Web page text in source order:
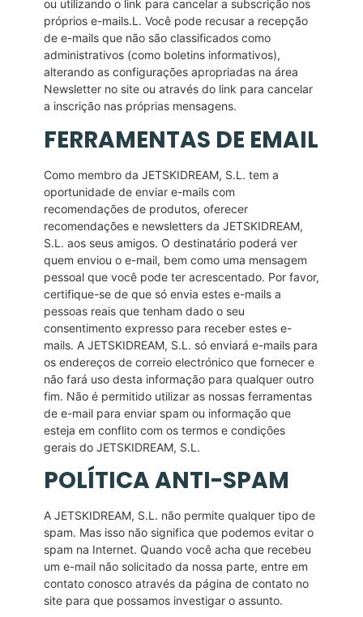
ou utilizando o link para cancelar a subscrição nos
próprios e-mails.L. Você pode recusar a recepção
de e-mails que não são classificados como
administrativos (como boletins informativos),
alterando as configurações apropriadas na área
Newsletter no site ou através do link para cancelar
a inscrição nas próprias mensagens.
FERRAMENTAS DE EMAIL
Como membro da JETSKIDREAM, S.L. tem a
oportunidade de enviar e-mails com
recomendações de produtos, oferecer
recomendações e newsletters da JETSKIDREAM,
S.L. aos seus amigos. O destinatário poderá ver
quem enviou o e-mail, bem como uma mensagem
pessoal que você pode ter acrescentado. Por favor,
certifique-se de que só envia estes e-mails a
pessoas reais que tenham dado o seu
consentimento expresso para receber estes e-
mails. A JETSKIDREAM, S.L. só enviará e-mails para
os endereços de correio electrónico que fornecer e
não fará uso desta informação para qualquer outro
fim. Não é permitido utilizar as nossas ferramentas
de e-mail para enviar spam ou informação que
esteja em conflito com os termos e condições
gerais do JETSKIDREAM, S.L.
POLÍTICA ANTI-SPAM
A JETSKIDREAM, S.L. não permite qualquer tipo de
spam. Mas isso não significa que podemos evitar o
spam na Internet. Quando você acha que recebeu
um e-mail não solicitado da nossa parte, entre em
contato conosco através da página de contato no
site para que possamos investigar o assunto.